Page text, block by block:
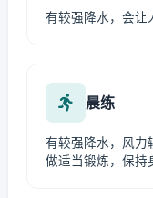
有较强降水，会让
晨练
有较强降水，风力
做适当锻炼，保持